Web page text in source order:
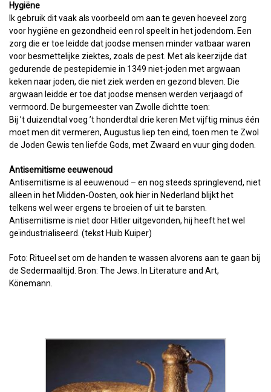
Hygiëne
Ik gebruik dit vaak als voorbeeld om aan te geven hoeveel zorg
voor hygiëne en gezondheid een rol speelt in het jodendom. Een
zorg die er toe leidde dat joodse mensen minder vatbaar waren
voor besmettelijke ziektes, zoals de pest. Met als keerzijde dat
gedurende de pestepidemie in 1349 niet-joden met argwaan
keken naar joden, die niet ziek werden en gezond bleven. Die
argwaan leidde er toe dat joodse mensen werden verjaagd of
vermoord. De burgemeester van Zwolle dichtte toen:
Bij ’t duizendtal voeg ’t honderdtal drie keren Met vijftig minus één
moet men dit vermeren, Augustus liep ten eind, toen men te Zwol
de Joden Gewis ten liefde Gods, met Zwaard en vuur ging doden.
Antisemitisme eeuwenoud
Antisemitisme is al eeuwenoud – en nog steeds springlevend, niet
alleen in het Midden-Oosten, ook hier in Nederland blijkt het
telkens wel weer ergens te broeien of uit te barsten.
Antisemitisme is niet door Hitler uitgevonden, hij heeft het wel
geïndustrialiseerd. (tekst Huib Kuiper)
Foto: Ritueel set om de handen te wassen alvorens aan te gaan bij
de Sedermaaltijd. Bron: The Jews. In Literature and Art,
Könemann.